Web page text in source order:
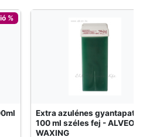
%
Extra azulénes
100 ml széles fej -
WAXING